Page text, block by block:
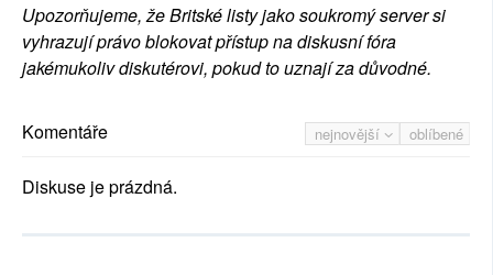
Upozorňujeme, že Britské listy jako soukromý server si
vyhrazují právo blokovat přístup na diskusní fóra
jakémukoliv diskutérovi, pokud to uznají za důvodné.
nejnovější oblíbené
Komentáře
Diskuse je prázdná.